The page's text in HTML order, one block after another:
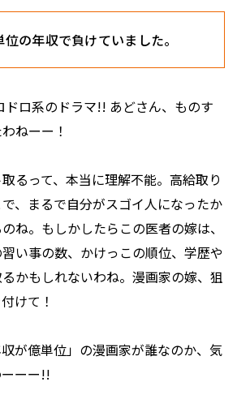
の年収で負けていました。
ドロ系のドラマ!! あどさん、ものす
ねーー！
るって、本当に理解不能。高給取り
、まるで自分がスゴイ人になったか
ね。もしかしたらこの医者の嫁は、
い事の数、かけっこの順位、学歴や
かもしれないわね。漫画家の嫁、狙
けて！
が億単位」の漫画家が誰なのか、気
ーー!!